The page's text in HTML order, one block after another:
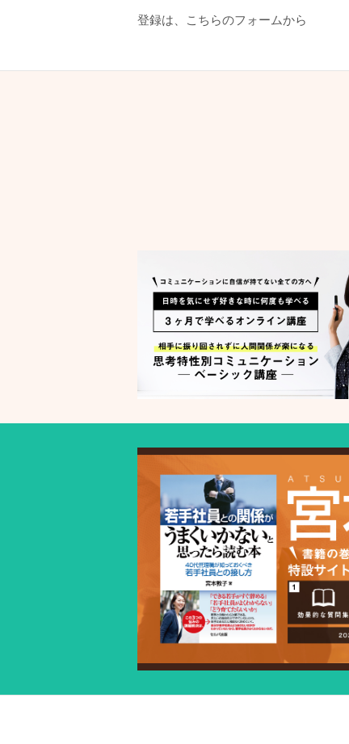
登録は、こちらのフォームから